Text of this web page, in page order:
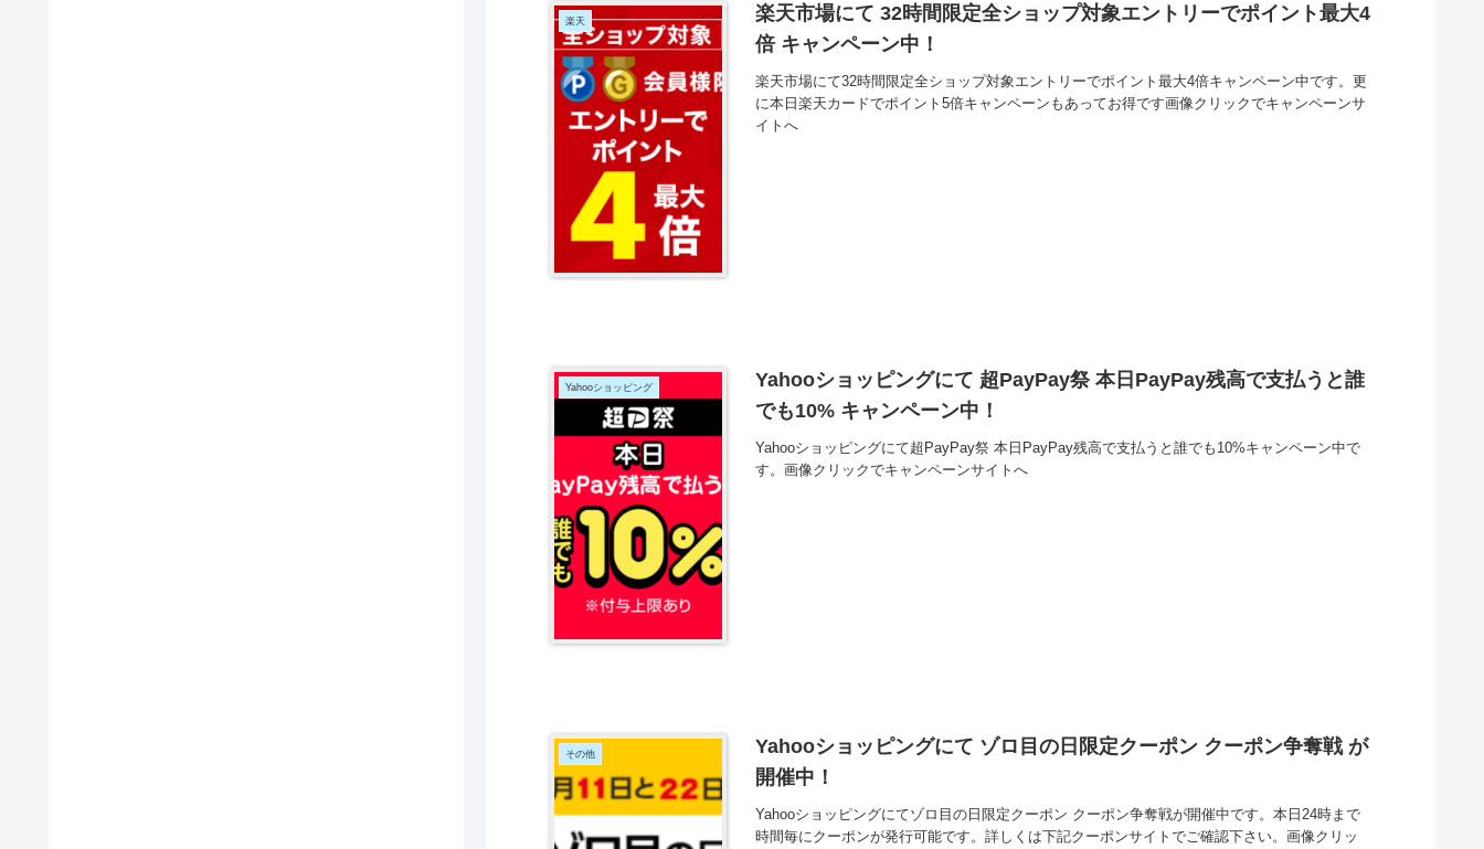
楽天
楽天市場にて 32時間限定全ショップ対象エントリーでポイント最大4
倍 キャンペーン中！
楽天市場にて32時間限定全ショップ対象エントリーでポイント最大4倍キャンペーン中です。更
に本日楽天カードでポイント5倍キャンペーンもあってお得です画像クリックでキャンペーンサ
イトへ
Yahooショッピング
Yahooショッピングにて 超PayPay祭 本日PayPay残高で支払うと誰
でも10% キャンペーン中！
Yahooショッピングにて超PayPay祭 本日PayPay残高で支払うと誰でも10%キャンペーン中で
す。画像クリックでキャンペーンサイトへ
その他
Yahooショッピングにて ゾロ目の日限定クーポン クーポン争奪戦 が
開催中！
Yahooショッピングにてゾロ目の日限定クーポン クーポン争奪戦が開催中です。本日24時まで
時間毎にクーポンが発行可能です。詳しくは下記クーポンサイトでご確認下さい。画像クリッ